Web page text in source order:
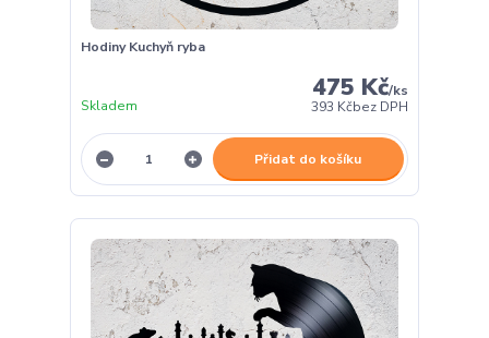
Hodiny Kuchyň ryba
475 Kč/ks
393 Kčbez DPH
Skladem
Přidat do košíku